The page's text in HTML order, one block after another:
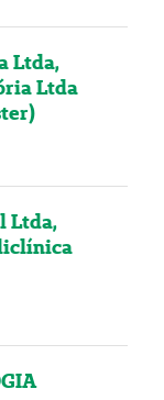
Ltda,
Ltda
Ltda,